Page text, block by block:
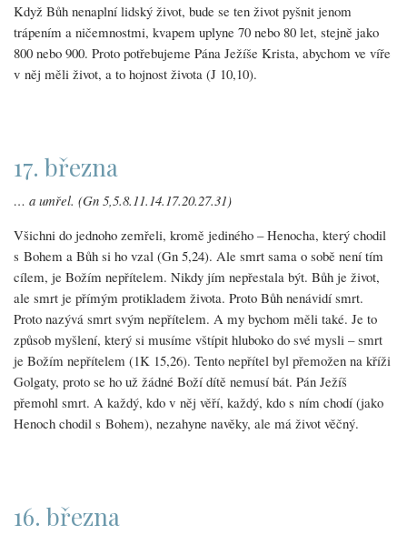
Když Bůh nenaplní lidský život, bude se ten život pyšnit jenom
trápením a ničemnostmi, kvapem uplyne 70 nebo 80 let, stejně jako
800 nebo 900. Proto potřebujeme Pána Ježíše Krista, abychom ve víře
v něj měli život, a to hojnost života (J 10,10).
17. března
… a umřel. (Gn 5,5.8.11.14.17.20.27.31)
Všichni do jednoho zemřeli, kromě jediného – Henocha, který chodil
s Bohem a Bůh si ho vzal (Gn 5,24). Ale smrt sama o sobě není tím
cílem, je Božím nepřítelem. Nikdy jím nepřestala být. Bůh je život,
ale smrt je přímým protikladem života. Proto Bůh nenávidí smrt.
Proto nazývá smrt svým nepřítelem. A my bychom měli také. Je to
způsob myšlení, který si musíme vštípit hluboko do své mysli – smrt
je Božím nepřítelem (1K 15,26). Tento nepřítel byl přemožen na kříži
Golgaty, proto se ho už žádné Boží dítě nemusí bát. Pán Ježíš
přemohl smrt. A každý, kdo v něj věří, každý, kdo s ním chodí (jako
Henoch chodil s Bohem), nezahyne navěky, ale má život věčný.
16. března